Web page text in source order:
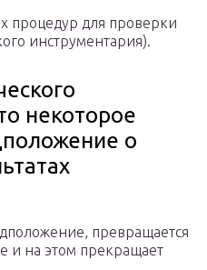
процедур для проверки
инструментария).
некоторое
о
превращается
и на этом прекращает